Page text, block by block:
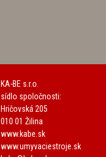
KA-BE s.r.o.
sídlo spoločnosti:
Hričovská 205
010 01 Žilina
www.kabe.sk
www.umyvaciestroje.sk